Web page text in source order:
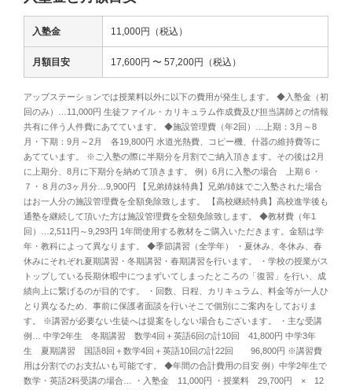
入塾金 11,000円（税込）
月額目安 17,600円 〜 57,200円（税込）
アップステーションでは授業料以外に以下の費用が発生します。 ◆入塾金（初
回のみ）…11,000円 生徒ファイル・カリキュラム作成費及び担当講師との情報
共有に伴う人件費にあてています。 ◆施設管理費（年2回）…上期：3月～8
月・下期：9月～2月 各19,800円 水道光熱費、コピー機、什器の維持費等に
あてています。 ※ご入塾の際に半期分を月割でご納入頂きます。その後は2月
に上期分、8月に下期分を納めて頂きます。 例）6月に入塾の場合 上期６・
７・８月の3ヶ月分…9,900円 【兄弟姉妹特典】兄弟/姉妹でご入塾された場合
はお一人分の施設管理費を全額免除致します。 【高校継続特典】高校進学後も
通塾を継続して頂いた方は施設管理費を全額免除致します。 ◆教材費（年1
回）…2,511円～9,293円 1年間使用する教材をご購入いただきます。金額は学
年・教科によって異なります。 ◆季節講習（全学年） ・夏休み、冬休み、春
休みにそれぞれ夏期講習・冬期講習・春期講習を行います。 ・学校の授業がス
トップしている長期休暇中につまずいてしまったところの「復習」を行い、成
績向上に繋げるのが目的です。 ・回数、日程、カリキュラム、料金等が一人ひ
とり異なるため、事前に保護者面談を行いそこで個別にご案内をしておりま
す。 ※講習が必要ない生徒へは提案をしない場合もございます。 ・主な受講
例… 中学2年生 冬期講習 数学4回＋英語6回の計10回 41,800円 中学3年
生 夏期講習 国語8回＋数学4回＋英語10回の計22回 96,800円 ※講習費
用は分割でのお支払いも可能です。 ◆年間の合計費用の目安 例）中学2年生で
数学・英語2科受講の場合… ・入塾金 11,000円 ・授業料 29,700円 × 12